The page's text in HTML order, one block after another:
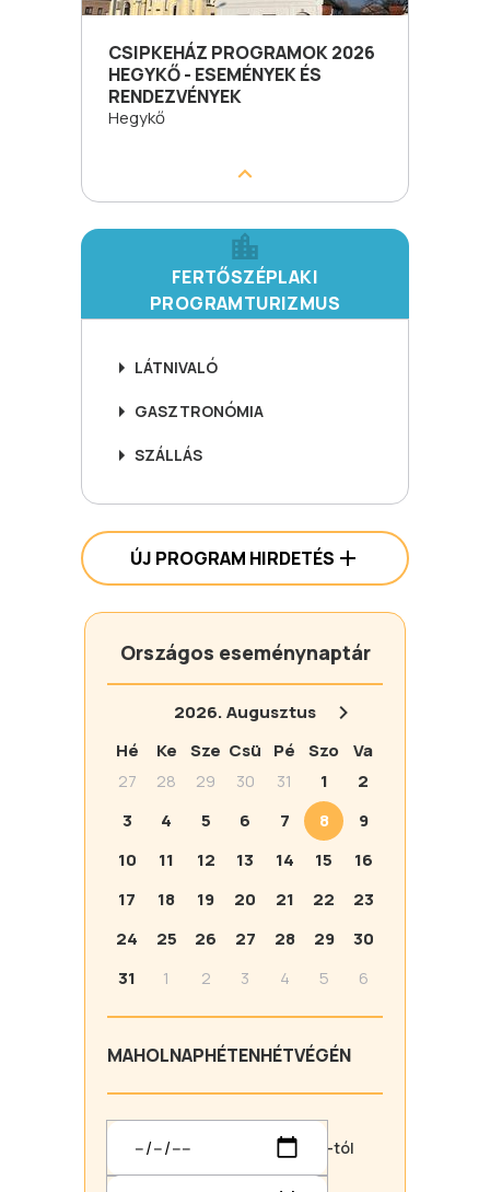
CSIPKEHÁZ PROGRAMOK 2026
HEGYKŐ - ESEMÉNYEK ÉS
RENDEZVÉNYEK
Hegykő
FERTŐSZÉPLAKI
PROGRAMTURIZMUS
LÁTNIVALÓ
GASZTRONÓMIA
SZÁLLÁS
ÚJ PROGRAM HIRDETÉS
Országos eseménynaptár
2026.Augusztus
Hé
Ke Sze Csü Pé Szo
Va
27
28 29 30 31 1
2
3
4 5 6 7 8
9
10
11 12 13 14 15
16
17
18 19 20 21 22
23
24
25 26 27 28 29
30
31
1 2 3 4 5 6
MAHOLNAPHÉTENHÉTVÉGÉN
-tól